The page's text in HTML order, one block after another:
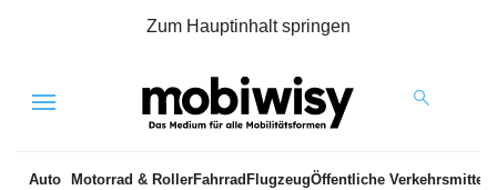
Zum Hauptinhalt springen
Menu
Auto Motorrad & RollerFahrrad FlugzeugÖffentliche Verkehrsmittel